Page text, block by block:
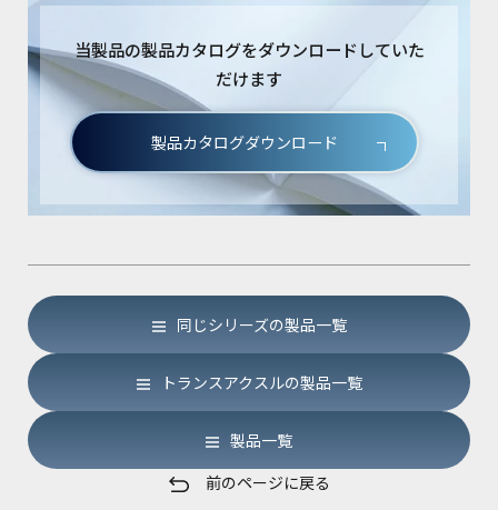
当製品の製品カタログをダウンロードしていた
だけます
製品カタログダウンロード
同じシリーズの製品一覧
トランスアクスルの製品一覧
製品一覧
前のページに戻る